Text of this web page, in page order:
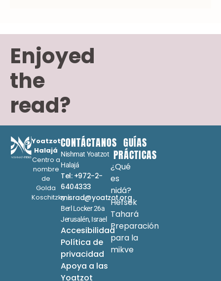
Enjoyed
the
read?
Yoatzot
Halajá
Centro a
nombre
de
Golda
Koschitzky
CONTÁCTANOS
Nishmat Yoatzot
Halajá
Tel: +972-2-
6404333
misrad@yoatzot.org
Berl Locker 26a
Jerusalén, Israel
Accesibilidad
Política de
privacidad
Apoya a las
Yoatzot
GUÍAS
PRÁCTICAS
¿Qué
es
nidá?
Hefsek
Tahará
Preparación
para la
mikve